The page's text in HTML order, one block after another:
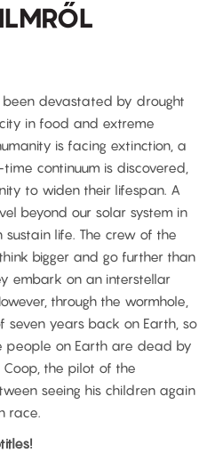
devastated by drought
in food and extreme
is facing extinction, a
continuum is discovered,
to widen their lifespan. A
beyond our solar system in
life. The crew of the
bigger and go further than
embark on an interstellar
through the wormhole,
seven years back on Earth, so
people on Earth are dead by
the pilot of the
seeing his children again
race.